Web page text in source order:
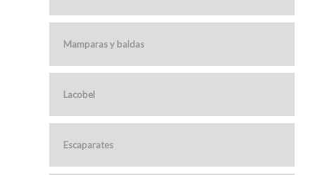
Mamparas y baldas
Lacobel
Escaparates